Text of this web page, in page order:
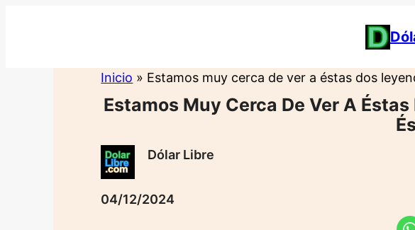
Inicio » Estamos muy cerca de ver a éstas dos
Estamos Muy Cerca De Ver A
Dólar Libre
04/12/2024